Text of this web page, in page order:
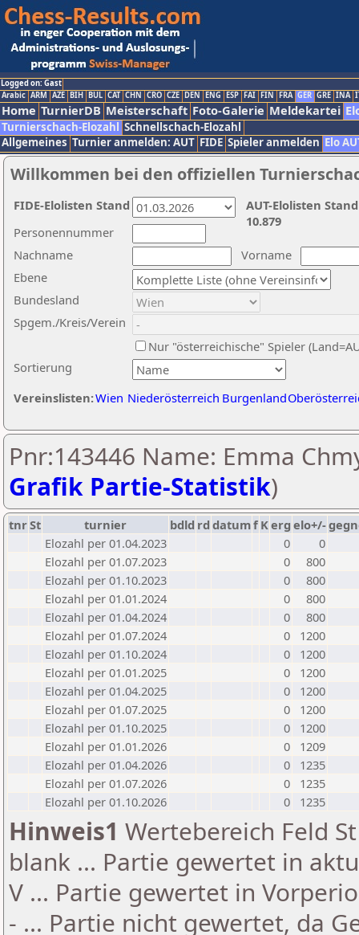
Logged on: Gast
Arabic ARM AZE BIH BUL CAT CHN CRO CZE DEN ENG ESP FAI FIN FRA GER GRE INA
Home TurnierDB Meisterschaft Foto-Galerie Meldekartei
Turnierschach-Elozahl Schnellschach-Elozahl
Allgemeines Turnier anmelden: AUT FIDE Spieler anmelden Elo
Willkommen bei den offiziellen
Nachname
Vorname
Ebene
Sortierung
Personennummer
Bundesland
Spgem./Kreis/Verein
Nur "österreichische" Spieler
Vereinslisten:Wien Niederösterreich Burgenland
AUT-Elolisten
10.879
FIDE-Elolisten Stand
Pnr:143446 Name: Emma
Grafik Partie-Statistik)
tnrSt turnier bdld rd datumf Kerg elo+/-
Elozahl per 01.04.2023
0
0
Elozahl per 01.07.2023
0
800
Elozahl per 01.10.2023
0
800
Elozahl per 01.01.2024
0
800
Elozahl per 01.04.2024
0
800
Elozahl per 01.07.2024
0
1200
Elozahl per 01.10.2024
0
1200
Elozahl per 01.01.2025
0
1200
Elozahl per 01.04.2025
0
1200
Elozahl per 01.07.2025
0
1200
Elozahl per 01.10.2025
0
1200
Elozahl per 01.01.2026
0
1209
Elozahl per 01.04.2026
0
1235
Elozahl per 01.07.2026
0
1235
Elozahl per 01.10.2026
0 1235
Hinweis1 Wertebereich Feld
blank ... Partie gewertet in
V ... Partie gewertet in
- ... Partie nicht gewertet, da